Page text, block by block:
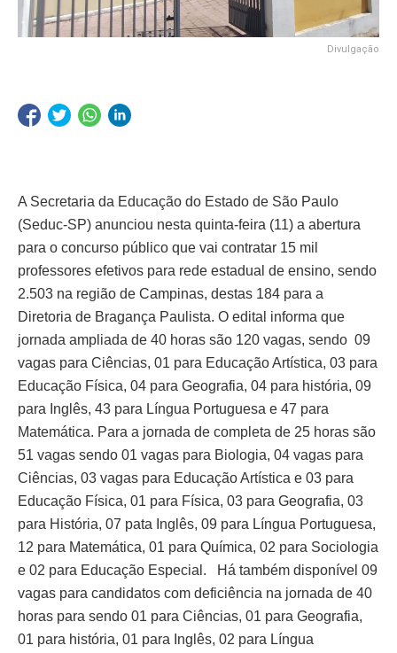
Divulgação
A Secretaria da Educação do Estado de São Paulo
(Seduc-SP) anunciou nesta quinta-feira (11) a abertura
para o concurso público que vai contratar 15 mil
professores efetivos para rede estadual de ensino, sendo
2.503 na região de Campinas, destas 184 para a
Diretoria de Bragança Paulista. O edital informa que
jornada ampliada de 40 horas são 120 vagas, sendo 09
vagas para Ciências, 01 para Educação Artística, 03 para
Educação Física, 04 para Geografia, 04 para história, 09
para Inglês, 43 para Língua Portuguesa e 47 para
Matemática. Para a jornada de completa de 25 horas são
51 vagas sendo 01 vagas para Biologia, 04 vagas para
Ciências, 03 vagas para Educação Artística e 03 para
Educação Física, 01 para Física, 03 para Geografia, 03
para História, 07 pata Inglês, 09 para Língua Portuguesa,
12 para Matemática, 01 para Química, 02 para Sociologia
e 02 para Educação Especial. Há também disponível 09
vagas para candidatos com deficiência na jornada de 40
horas para sendo 01 para Ciências, 01 para Geografia,
01 para história, 01 para Inglês, 02 para Língua